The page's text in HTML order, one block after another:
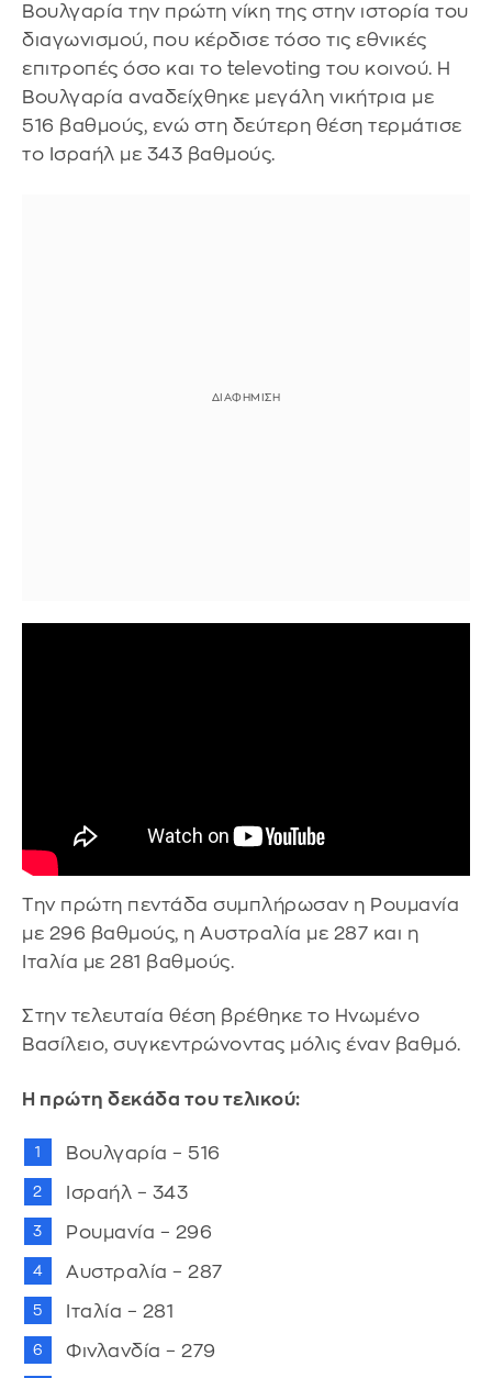
Βουλγαρία την πρώτη νίκη της στην ιστορία του
διαγωνισμού, που κέρδισε τόσο τις εθνικές
επιτροπές όσο και το televoting του κοινού. Η
Βουλγαρία αναδείχθηκε μεγάλη νικήτρια με
516 βαθμούς, ενώ στη δεύτερη θέση τερμάτισε
το Ισραήλ με 343 βαθμούς.
Την πρώτη πεντάδα συμπλήρωσαν η Ρουμανία
με 296 βαθμούς, η Αυστραλία με 287 και η
Ιταλία με 281 βαθμούς.
Στην τελευταία θέση βρέθηκε το Ηνωμένο
Βασίλειο, συγκεντρώνοντας μόλις έναν βαθμό.
Η πρώτη δεκάδα του τελικού:
Βουλγαρία – 516
Ισραήλ – 343
Ρουμανία – 296
Αυστραλία – 287
Ιταλία – 281
Φινλανδία – 279